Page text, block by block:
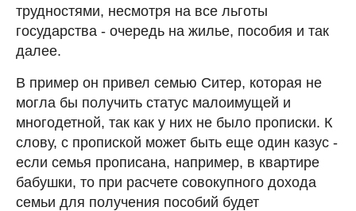
трудностями, несмотря на все льготы
государства - очередь на жилье, пособия и так
далее.
В пример он привел семью Ситер, которая не
могла бы получить статус малоимущей и
многодетной, так как у них не было прописки. К
слову, с пропиской может быть еще один казус -
если семья прописана, например, в квартире
бабушки, то при расчете совокупного дохода
семьи для получения пособий будет